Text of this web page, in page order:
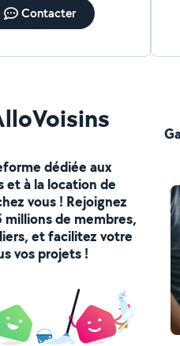
Contacter
dédiée aux
et à la location de
vous ! Rejoignez
de membres,
et facilitez votre
vos projets !